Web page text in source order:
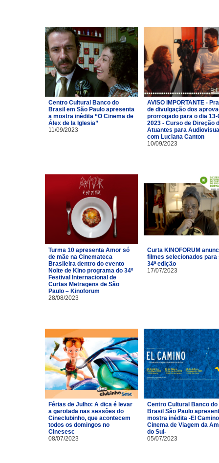
Centro Cultural Banco do
Brasil em São Paulo apresenta
a mostra inédita “O Cinema de
Álex de la Iglesia”
11/09/2023
AVISO IMPORTANTE -
de divulgação dos
prorrogado para o dia 13-
2023 - Curso de Direção
Atuantes para
com Luciana Canton
10/09/2023
Turma 10 apresenta Amor só
de mãe na Cinemateca
Brasileira dentro do evento
Noite de Kino programa do 34º
Festival Internacional de
Curtas Metragens de São
Paulo – Kinoforum
28/08/2023
Curta KINOFORUM
filmes selecionados para
34ª edição
17/07/2023
Férias de Julho: A dica é levar
a garotada nas sessões do
Cineclubinho, que acontecem
todos os domingos no
Cinesesc
08/07/2023
Centro Cultural Banco do
Brasil São Paulo
mostra inédita -El
Cinema de Viagem da
do Sul-
05/07/2023